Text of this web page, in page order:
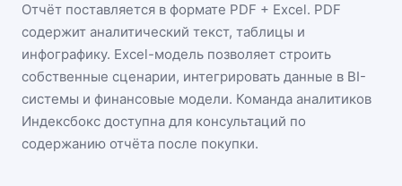
Отчёт поставляется в формате PDF + Excel. PDF
содержит аналитический текст, таблицы и
инфографику. Excel-модель позволяет строить
собственные сценарии, интегрировать данные в BI-
системы и финансовые модели. Команда аналитиков
Индексбокс доступна для консультаций по
содержанию отчёта после покупки.